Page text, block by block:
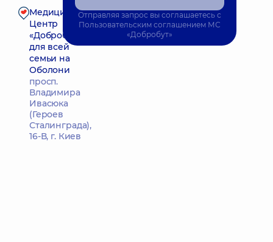
Медицинский
Центр
«Добробут»
для всей
семьи на
Оболони
просп.
Владимира
Ивасюка
(Героев
Сталинграда),
16-В, г. Киев
Запись к врачу
Отправляя запрос вы соглашаетесь с
Пользовательским соглашением МС
«Добробут»